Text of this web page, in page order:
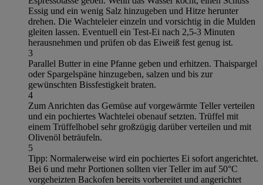
Essig und ein wenig Salz hinzugeben und Hitze herunter
drehen. Die Wachteleier einzeln und vorsichtig in die Mulden
gleiten lassen. Eventuell ein Test-Ei nach 2,5-3 Minuten
herausnehmen und prüfen ob das Eiweiß fest genug ist.
3
Parallel Butter in eine Pfanne geben und erhitzen. Thaispargel
oder Spargelspäne hinzugeben, salzen und bis zur
gewünschten Bissfestigkeit braten.
4
Zum Anrichten das Gemüse auf vorgewärmte Teller verteilen
und ein pochiertes Wachtelei obenauf setzten. Trüffel mit
einem Trüffelhobel sehr großzügig darüber verteilen und mit
Olivenöl beträufeln.
5
Tipp: Normalerweise wird ein pochiertes Ei sofort angerichtet.
Bei 6 und mehr Portionen sollten vier Teller im auf 50°C
vorgeheizten Backofen bereits vorbereitet und angerichtet